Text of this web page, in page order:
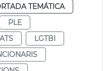
TEMÁTICA
PLE
LGTBI